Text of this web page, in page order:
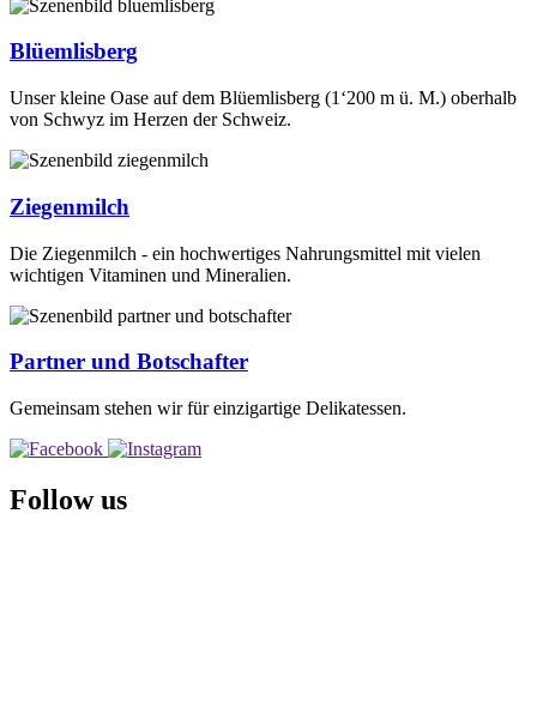
Blüemlisberg
Unser kleine Oase auf dem Blüemlisberg (1‘200 m ü. M.) oberhalb
von Schwyz im Herzen der Schweiz.
Ziegenmilch
Die Ziegenmilch - ein hochwertiges Nahrungsmittel mit vielen
wichtigen Vitaminen und Mineralien.
Partner und Botschafter
Gemeinsam stehen wir für einzigartige Delikatessen.
Follow us